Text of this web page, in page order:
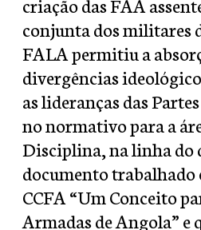
conjunta dos militares
FALA permitiu a
divergências
as lideranças das
no normativo para a
Disciplina, na linha do
documento trabalhado
CCFA “Um Conceito
Armadas de Angola” e